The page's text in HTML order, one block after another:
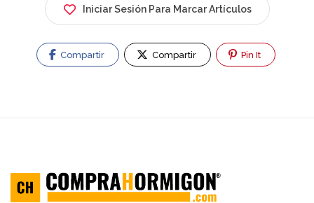
Iniciar Sesión Para Marcar Artículos
Compartir Compartir Pin It